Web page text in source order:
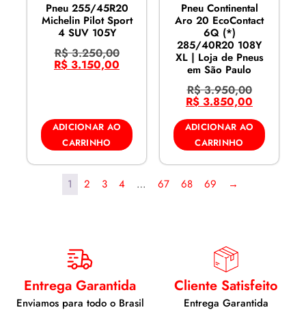
Pneu 255/45R20
Michelin Pilot Sport
4 SUV 105Y
R$3.250,00
R$ 3.150,00
ADICIONAR AO
CARRINHO
Pneu Continental
Aro 20 EcoContact
6Q (*)
285/40R20 108Y
XL | Loja de Pneus
em São Paulo
R$3.950,00
R$ 3.850,00
ADICIONAR AO
CARRINHO
1 2 3 4 … 67 68 69 →
Entrega Garantida
Enviamos para todo o Brasil
Cliente Satisfeito
Entrega Garantida